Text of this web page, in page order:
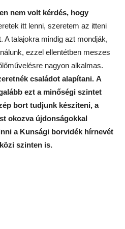
nem volt kérdés, hogy
itt lenni, szeretem az itteni
A talajokra mindig azt mondják,
ezzel ellentétben meszes
nagyon alkalmas.
családot alapítani. A
ezt a minőségi szintet
bort tudjunk készíteni, a
okozva újdonságokkal
a Kunsági borvidék hírnevét
szinten is.